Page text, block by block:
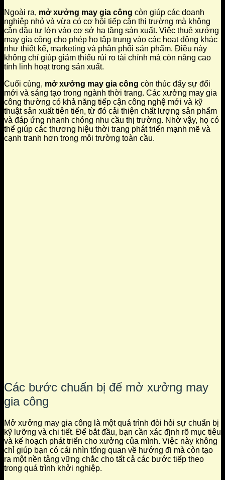
Ngoài ra, mở xưởng may gia công còn giúp các doanh
nghiệp nhỏ và vừa có cơ hội tiếp cận thị trường mà không
cần đầu tư lớn vào cơ sở hạ tầng sản xuất. Việc thuê xưởng
may gia công cho phép họ tập trung vào các hoạt động khác
như thiết kế, marketing và phân phối sản phẩm. Điều này
không chỉ giúp giảm thiểu rủi ro tài chính mà còn nâng cao
tính linh hoạt trong sản xuất.
Cuối cùng, mở xưởng may gia công còn thúc đẩy sự đổi
mới và sáng tạo trong ngành thời trang. Các xưởng may gia
công thường có khả năng tiếp cận công nghệ mới và kỹ
thuật sản xuất tiên tiến, từ đó cải thiện chất lượng sản phẩm
và đáp ứng nhanh chóng nhu cầu thị trường. Nhờ vậy, họ có
thể giúp các thương hiệu thời trang phát triển mạnh mẽ và
cạnh tranh hơn trong môi trường toàn cầu.
Các bước chuẩn bị để mở xưởng may
gia công
Mở xưởng may gia công là một quá trình đòi hỏi sự chuẩn bị
kỹ lưỡng và chi tiết. Để bắt đầu, bạn cần xác định rõ mục tiêu
và kế hoạch phát triển cho xưởng của mình. Việc này không
chỉ giúp bạn có cái nhìn tổng quan về hướng đi mà còn tạo
ra một nền tảng vững chắc cho tất cả các bước tiếp theo
trong quá trình khởi nghiệp.